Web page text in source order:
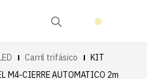
Carril trifásico
KIT
M4-CIERRE AUTOMATICO 2m